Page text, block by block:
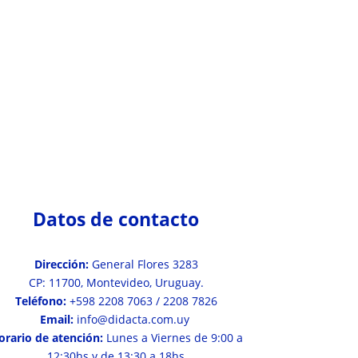
Datos de contacto
Dirección:General Flores 3283
CP: 11700, Montevideo, Uruguay.
Teléfono:+598 2208 7063 / 2208 7826
Email: info@didacta.com.uy
de atención:Lunes a Viernes de 9:00 a